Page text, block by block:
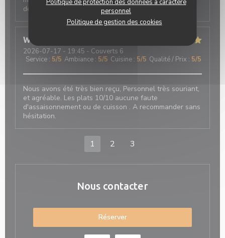
Politique de protection des données à caractère
personnel
Politique de gestion des cookies
délicieuse Bravo
WILFRID
2026-07-17 - 19:45 - Couverts 6
Service : 5/5 Ambiance : 5/5 Cuisine : 5/5 Qualité / Prix : 5/5
Nous avons été très bien reçu, Personnel très souriant,
et agréable. Les plats 10/10 aucune faute
d'assaisonnement ou de cuisson . A recommander sans
hésitation.
1 2 3
Nous contacter
Réserver